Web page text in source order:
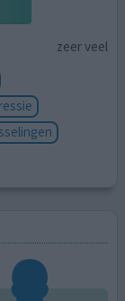
zeer veel